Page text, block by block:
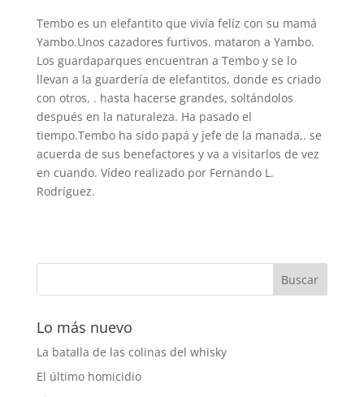
Tembo es un elefantito que vivía felíz con su mamá
Yambo.Unos cazadores furtivos. mataron a Yambo.
Los guardaparques encuentran a Tembo y se lo
llevan a la guardería de elefantitos, donde es criado
con otros, . hasta hacerse grandes, soltándolos
después en la naturaleza. Ha pasado el
tiempo.Tembo ha sido papá y jefe de la manada,. se
acuerda de sus benefactores y va a visitarlos de vez
en cuando. Vídeo realizado por Fernando L.
Rodríguez.
Lo más nuevo
La batalla de las colinas del whisky
El último homicidio